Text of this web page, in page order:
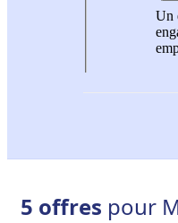
Un
5 offres pour